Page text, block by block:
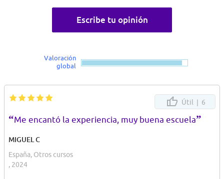
Escribe tu opinión
Valoración
global
Útil | 6
“Me encantó la experiencia, muy buena escuela”
MIGUEL C
España, Otros cursos
, 2024